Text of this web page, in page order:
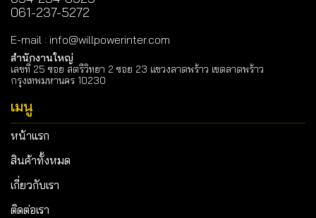
061-237-5272
E-mail : info@willpowerinter.com
สำนักงานใหญ่
เลขที่ 25 ซอย สตรีวิทยา 2 ซอย 23 แขวงลาดพร้าว เขตลาดพร้าว
กรุงเทพมหานคร 10230
เมนู
หน้าแรก
สินค้าทั้งหมด
เกี่ยวกับเรา
ติดต่อเรา